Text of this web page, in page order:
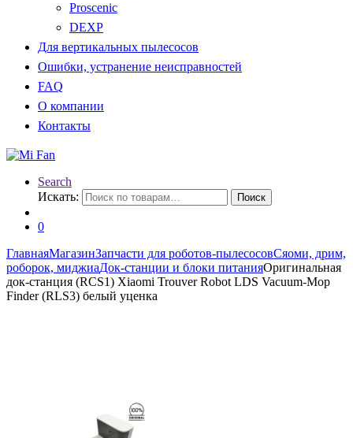
Proscenic
DEXP
Для вертикальных пылесосов
Ошибки, устранение неисправностей
FAQ
О компании
Контакты
Search
Искать:
Поиск
0
ГлавнаяМагазинЗапчасти для роботов-пылесосовСяоми, дрим,
роборок, миджиаДок-станции и блоки питанияОригинальная
док-станция (RCS1) Xiaomi Trouver Robot LDS Vacuum-Mop
Finder (RLS3) белый уценка